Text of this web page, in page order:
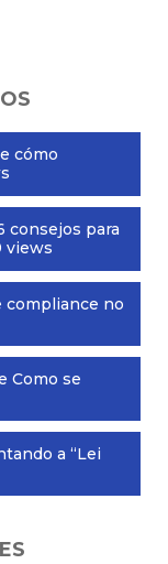
cómo
consejos para
views
compliance no
Como se
a “Lei